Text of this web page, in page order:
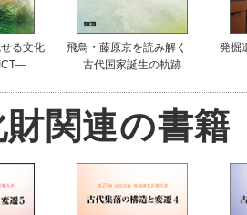
る文化
飛鳥・藤原京を読み解く
古代国家誕生の軌跡
発掘
財関連の書籍